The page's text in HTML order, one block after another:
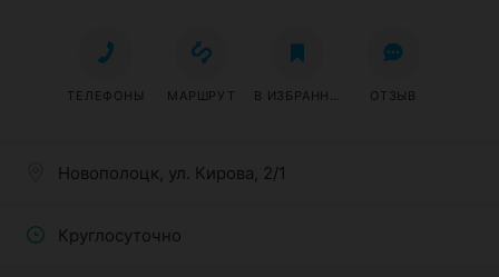
Новополоцк, ул. Кирова, 2/1
Круглосуточно
ТЕЛЕФОНЫ МАРШРУТ В ИЗБРАННОЕ ОТЗЫВ